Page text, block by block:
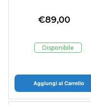
€89,00
Disponibile
Aggiungi al Carrello